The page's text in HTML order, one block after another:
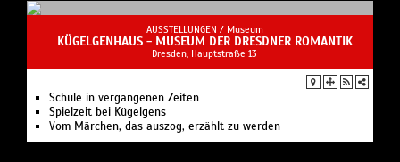
AUSSTELLUNGEN / Museum
KÜGELGENHAUS - MUSEUM DER DRESDNER ROMANTIK
Dresden, Hauptstraße 13
Schule in vergangenen Zeiten
Spielzeit bei Kügelgens
Vom Märchen, das auszog, erzählt zu werden